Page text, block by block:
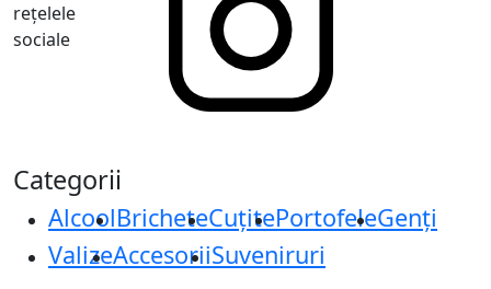
rețelele
sociale
Categorii
AlcoolBricheteCuțitePortofeleGenți
ValizeAccesoriiSuveniruri